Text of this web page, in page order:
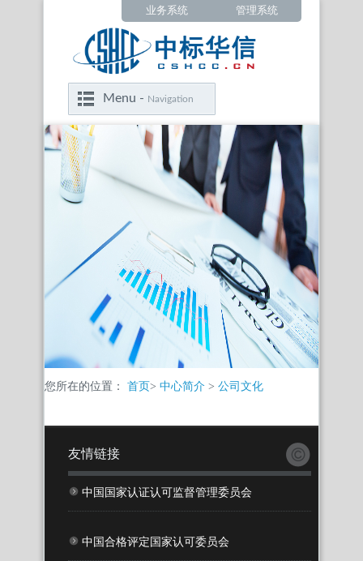
管理系统
业务系统
Menu - Navigation
您所在的位置： 首页> 中心简介 > 公司文化
友情链接
中国国家认证认可监督管理委员会
中国合格评定国家认可委员会